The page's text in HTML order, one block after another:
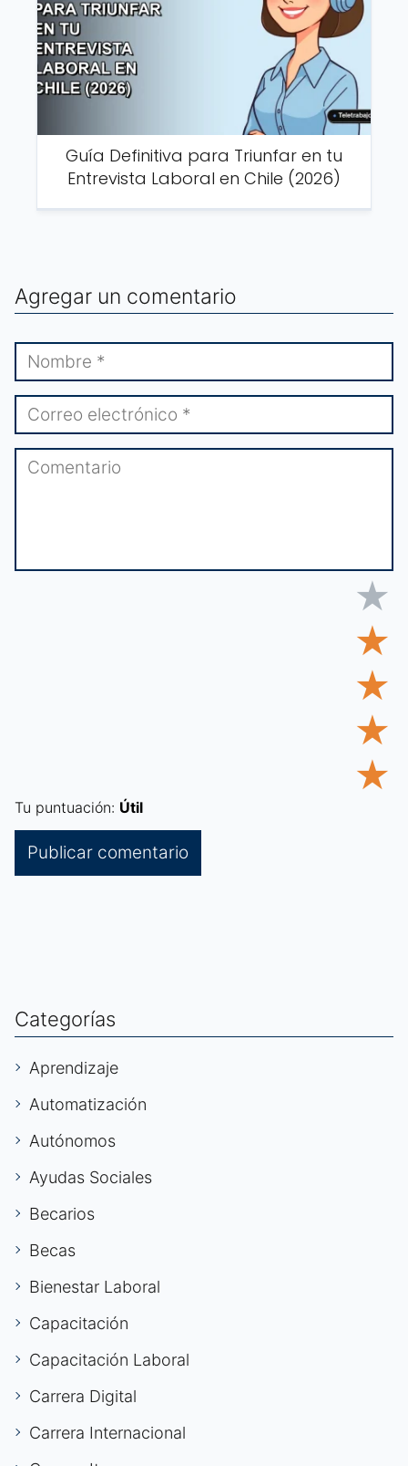
Guía Definitiva para Triunfar en tu
Entrevista Laboral en Chile (2026)
Agregar un comentario
★
★
★
★
★
Tu puntuación: Útil
Categorías
Aprendizaje
Automatización
Autónomos
Ayudas Sociales
Becarios
Becas
Bienestar Laboral
Capacitación
Capacitación Laboral
Carrera Digital
Carrera Internacional